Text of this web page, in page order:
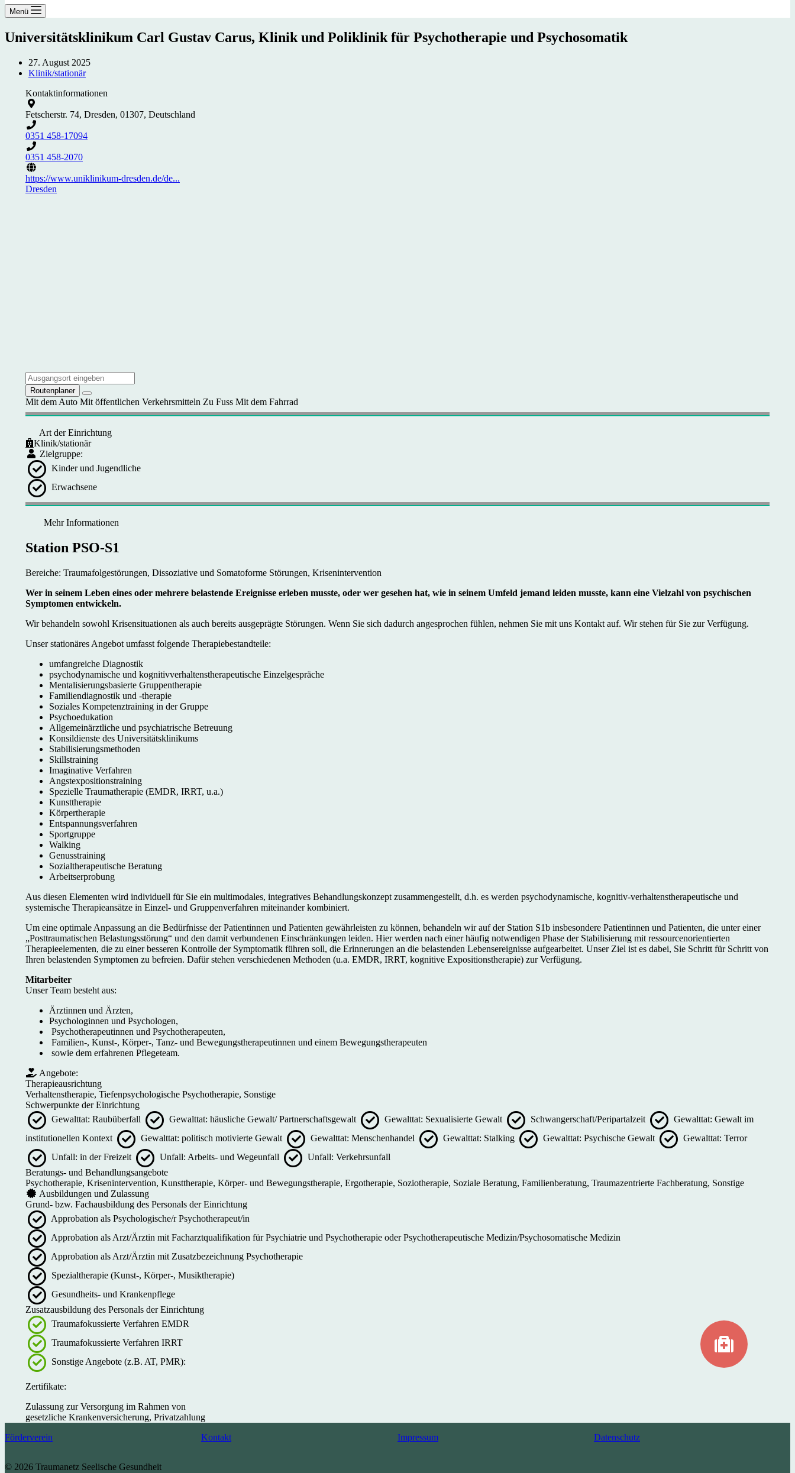
Menü
Universitätsklinikum Carl Gustav Carus, Klinik und Poliklinik für Psychotherapie und Psychosomatik
27. August 2025
Klinik/stationär
Kontaktinformationen
Fetscherstr. 74, Dresden, 01307, Deutschland
0351 458-17094
0351 458-2070
https://www.uniklinikum-dresden.de/de...
Dresden
Routenplaner
Mit dem Auto Mit öffentlichen Verkehrsmitteln Zu Fuss Mit dem Fahrrad
Art der Einrichtung
Klinik/stationär
Zielgruppe:
Kinder und Jugendliche
Erwachsene
Mehr Informationen
Station PSO-S1
Bereiche: Traumafolgestörungen, Dissoziative und Somatoforme Störungen, Krisenintervention
Wer in seinem Leben eines oder mehrere belastende Ereignisse erleben musste, oder wer gesehen hat, wie in seinem Umfeld jemand leiden musste, kann eine Vielzahl von psychischen
Symptomen entwickeln.
Wir behandeln sowohl Krisensituationen als auch bereits ausgeprägte Störungen. Wenn Sie sich dadurch angesprochen fühlen, nehmen Sie mit uns Kontakt auf. Wir stehen für Sie zur Verfügung.
Unser stationäres Angebot umfasst folgende Therapiebestandteile:
umfangreiche Diagnostik
psychodynamische und kognitivverhaltenstherapeutische Einzelgespräche
Mentalisierungsbasierte Gruppentherapie
Familiendiagnostik und -therapie
Soziales Kompetenztraining in der Gruppe
Psychoedukation
Allgemeinärztliche und psychiatrische Betreuung
Konsildienste des Universitätsklinikums
Stabilisierungsmethoden
Skillstraining
Imaginative Verfahren
Angstexpositionstraining
Spezielle Traumatherapie (EMDR, IRRT, u.a.)
Kunsttherapie
Körpertherapie
Entspannungsverfahren
Sportgruppe
Walking
Genusstraining
Sozialtherapeutische Beratung
Arbeitserprobung
Aus diesen Elementen wird individuell für Sie ein multimodales, integratives Behandlungskonzept zusammengestellt, d.h. es werden psychodynamische, kognitiv-verhaltenstherapeutische und
systemische Therapieansätze in Einzel- und Gruppenverfahren miteinander kombiniert.
Um eine optimale Anpassung an die Bedürfnisse der Patientinnen und Patienten gewährleisten zu können, behandeln wir auf der Station S1b insbesondere Patientinnen und Patienten, die unter einer
„Posttraumatischen Belastungsstörung“ und den damit verbundenen Einschränkungen leiden. Hier werden nach einer häufig notwendigen Phase der Stabilisierung mit ressourcenorientierten
Therapieelementen, die zu einer besseren Kontrolle der Symptomatik führen soll, die Erinnerungen an die belastenden Lebensereignisse aufgearbeitet. Unser Ziel ist es dabei, Sie Schritt für Schritt von
Ihren belastenden Symptomen zu befreien. Dafür stehen verschiedenen Methoden (u.a. EMDR, IRRT, kognitive Expositionstherapie) zur Verfügung.
Mitarbeiter
Unser Team besteht aus:
Ärztinnen und Ärzten,
Psychologinnen und Psychologen,
Psychotherapeutinnen und Psychotherapeuten,
Familien-, Kunst-, Körper-, Tanz- und Bewegungstherapeutinnen und einem Bewegungstherapeuten
sowie dem erfahrenen Pflegeteam.
Angebote:
Therapieausrichtung
Verhaltenstherapie, Tiefenpsychologische Psychotherapie, Sonstige
Schwerpunkte der Einrichtung
Gewalttat: Raubüberfall
Gewalttat: häusliche Gewalt/ Partnerschaftsgewalt Gewalttat: Sexualisierte Gewalt Schwangerschaft/Peripartalzeit
Gewalttat: Gewalt im
institutionellen Kontext
Gewalttat: politisch motivierte Gewalt Gewalttat: Menschenhandel Gewalttat: Stalking Gewalttat: Psychische Gewalt
Gewalttat: Terror
Unfall: in der Freizeit
Unfall: Arbeits- und Wegeunfall
Unfall: Verkehrsunfall
Beratungs- und Behandlungsangebote
Psychotherapie, Krisenintervention, Kunsttherapie, Körper- und Bewegungstherapie, Ergotherapie, Soziotherapie, Soziale Beratung, Familienberatung, Traumazentrierte Fachberatung, Sonstige
Ausbildungen und Zulassung
Grund- bzw. Fachausbildung des Personals der Einrichtung
Approbation als Psychologische/r Psychotherapeut/in
Approbation als Arzt/Ärztin mit Facharztqualifikation für Psychiatrie und Psychotherapie oder Psychotherapeutische Medizin/Psychosomatische Medizin
Approbation als Arzt/Ärztin mit Zusatzbezeichnung Psychotherapie
Spezialtherapie (Kunst-, Körper-, Musiktherapie)
Gesundheits- und Krankenpflege
Zusatzausbildung des Personals der Einrichtung
Traumafokussierte Verfahren EMDR
Traumafokussierte Verfahren IRRT
Sonstige Angebote (z.B. AT, PMR):
Zertifikate:
Zulassung zur Versorgung im Rahmen von
gesetzliche Krankenversicherung, Privatzahlung
Förderverein
Kontakt Impressum Datenschutz
© 2026 Traumanetz Seelische Gesundheit